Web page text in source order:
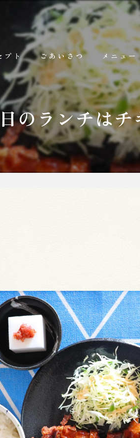
プト ごあいさつ メニュー
ラン
お料
お飲
のランチはチ